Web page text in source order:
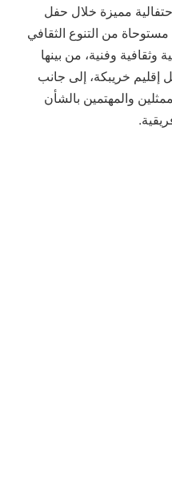
مميزة خلال حفل
من التنوع الثقافي
وفنية، من بينها
إقليم خريبكة، إلى جانب
والمهتمين بالشأن